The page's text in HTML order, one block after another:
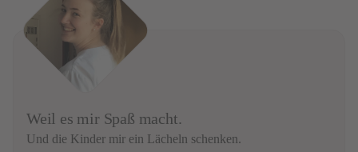
Weil es mir Spaß macht.
Und die Kinder mir ein Lächeln schenken.